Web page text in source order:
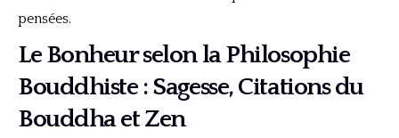
pensées.
Le Bonheur selon la Philosophie
Bouddhiste : Sagesse, Citations du
Bouddha et Zen